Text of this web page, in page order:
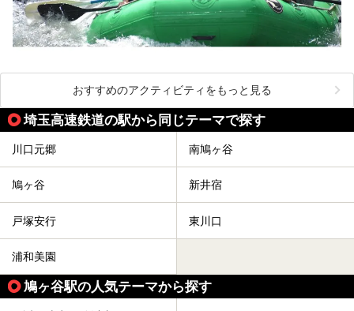
おすすめのアクティビティをもっと見る
埼玉高速鉄道の駅から同じテーマで探す
川口元郷 南鳩ヶ谷
鳩ヶ谷 新井宿
戸塚安行 東川口
浦和美園
鳩ヶ谷駅の人気テーマから探す